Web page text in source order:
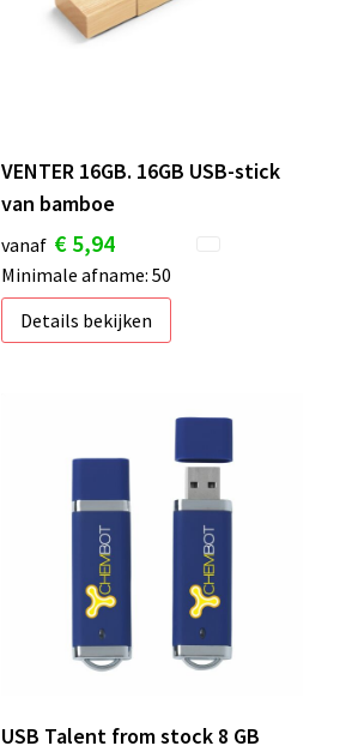
VENTER 16GB. 16GB USB-stick
van bamboe
vanaf € 5,94
Minimale afname: 50
Details bekijken
USB Talent from stock 8 GB